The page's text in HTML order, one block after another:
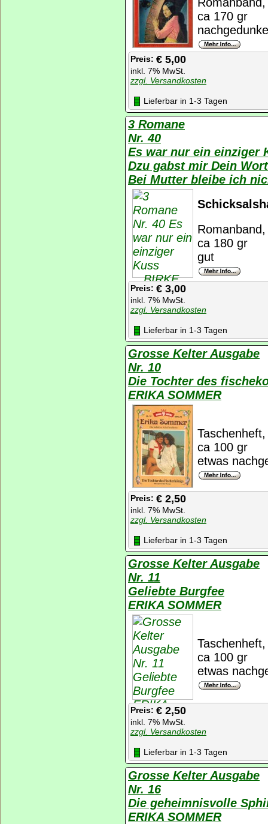
ca 170 gr
Preis: € 5,00
inkl. 7% MwSt.
zzgl. Versandkosten
Lieferbar in 1-3 Tagen
3 Romane
Nr. 40
Es war nur ein einziger
Dzu gabst mir Dein
Bei Mutter bleibe ich
ca 180 gr
gut
Preis: € 3,00
inkl. 7% MwSt.
zzgl. Versandkosten
Lieferbar in 1-3 Tagen
Grosse Kelter Ausgabe
Nr. 10
Die Tochter des
ERIKA SOMMER
ca 100 gr
etwas
Preis: € 2,50
inkl. 7% MwSt.
zzgl. Versandkosten
Lieferbar in 1-3 Tagen
Grosse Kelter Ausgabe
Nr. 11
Geliebte Burgfee
ERIKA SOMMER
ca 100 gr
etwas
Preis: € 2,50
inkl. 7% MwSt.
zzgl. Versandkosten
Lieferbar in 1-3 Tagen
Grosse Kelter Ausgabe
Nr. 16
Die geheimnisvolle
ERIKA SOMMER